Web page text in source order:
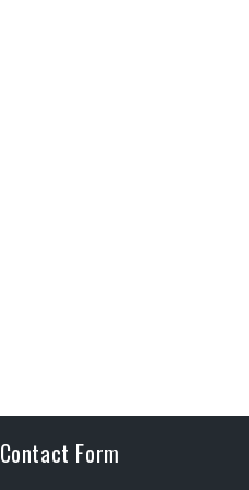
Contact Form